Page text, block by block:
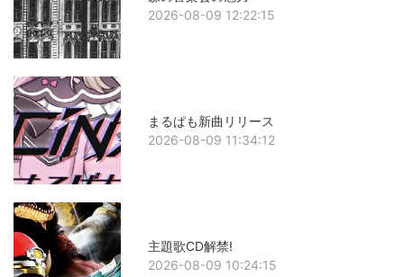
2026-08-09 12:22:15
まるぱも新曲リリース
2026-08-09 11:34:12
主題歌CD解禁!
2026-08-09 10:24:15